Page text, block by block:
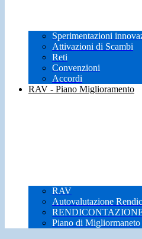
Sperimentazioni
Attivazioni di Scambi
Reti
Convenzioni
Accordi
RAV - Piano Miglioramento
RAV
Autovalutazione
Piano di Migliormaneto